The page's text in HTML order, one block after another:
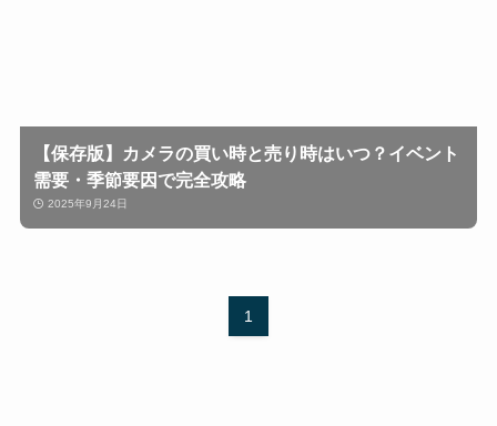
【保存版】カメラの買い時と売り時はいつ？イベント
需要・季節要因で完全攻略
2025年9月24日
1